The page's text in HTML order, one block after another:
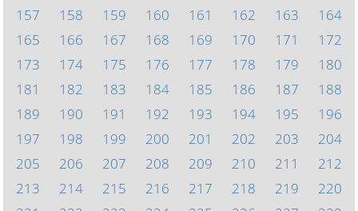
157
158 159 160 161 162 163
164
165
166 167 168 169 170 171
172
173
174 175 176 177 178 179
180
181
182 183 184 185 186 187
188
189
190 191 192 193 194 195
196
197
198 199 200 201 202 203
204
205
206 207 208 209 210 211
212
213
214 215 216 217 218 219
220